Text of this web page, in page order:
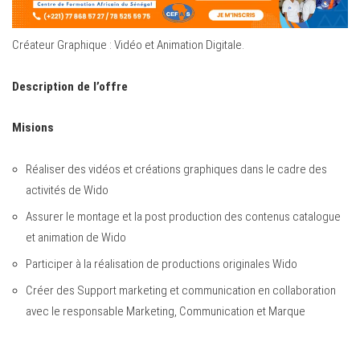
Créateur Graphique : Vidéo et Animation Digitale.
Description de l’offre
Misions
Réaliser des vidéos et créations graphiques dans le cadre des
activités de Wido
Assurer le montage et la post production des contenus catalogue
et animation de Wido
Participer à la réalisation de productions originales Wido
Créer des Support marketing et communication en collaboration
avec le responsable Marketing, Communication et Marque